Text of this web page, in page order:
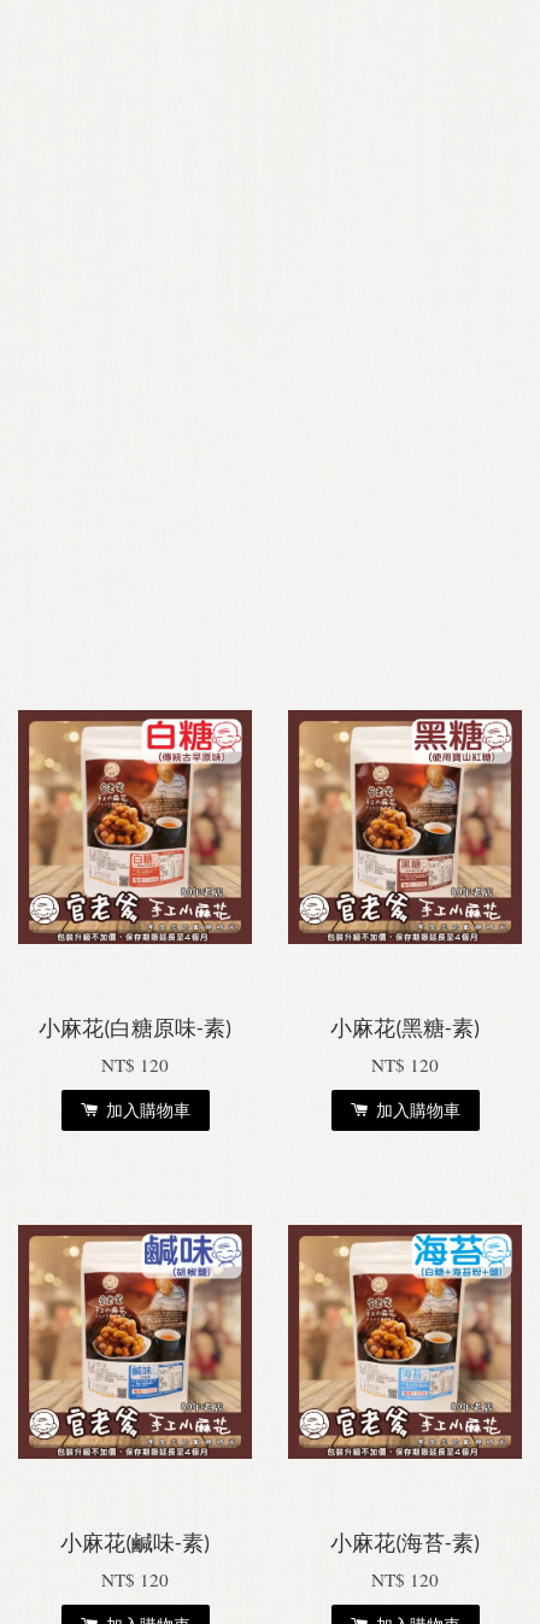
小麻花(白糖原味-素)
NT$ 120
加入購物車
小麻花(黑糖-素)
NT$ 120
加入購物車
小麻花(鹹味-素)
NT$ 120
小麻花(海苔-素)
NT$ 120